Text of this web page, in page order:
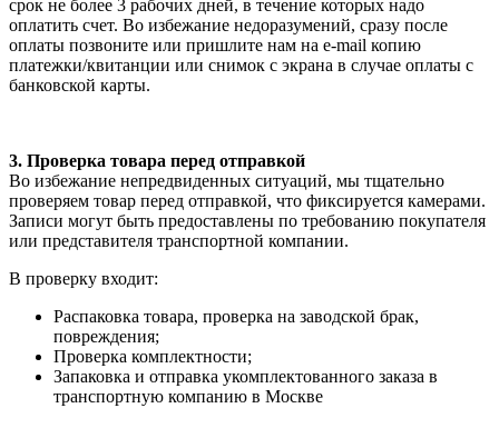
срок не более 3 рабочих дней, в течение которых надо
оплатить счет. Во избежание недоразумений, сразу после
оплаты позвоните или пришлите нам на e-mail копию
платежки/квитанции или снимок с экрана в случае оплаты с
банковской карты.
3. Проверка товара перед отправкой
Во избежание непредвиденных ситуаций, мы тщательно
проверяем товар перед отправкой, что фиксируется камерами.
Записи могут быть предоставлены по требованию покупателя
или представителя транспортной компании.
В проверку входит:
Распаковка товара, проверка на заводской брак,
повреждения;
Проверка комплектности;
Запаковка и отправка укомплектованного заказа в
транспортную компанию в Москве